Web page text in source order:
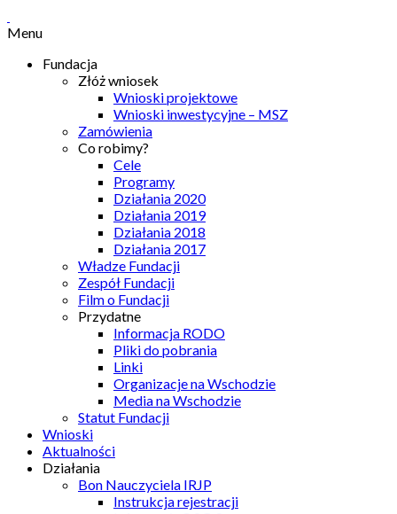
Menu
Fundacja
Złóż wniosek
Wnioski projektowe
Wnioski inwestycyjne – MSZ
Zamówienia
Co robimy?
Cele
Programy
Działania 2020
Działania 2019
Działania 2018
Działania 2017
Władze Fundacji
Zespół Fundacji
Film o Fundacji
Przydatne
Informacja RODO
Pliki do pobrania
Linki
Organizacje na Wschodzie
Media na Wschodzie
Statut Fundacji
Wnioski
Aktualności
Działania
Bon Nauczyciela IRJP
Instrukcja rejestracji